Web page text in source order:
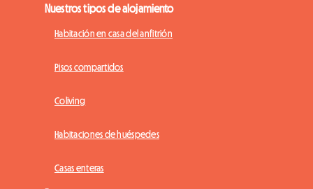
Nuestros tipos de alojamiento
Habitación en casa del anfitrión
Pisos compartidos
Coliving
Habitaciones de huéspedes
Casas enteras